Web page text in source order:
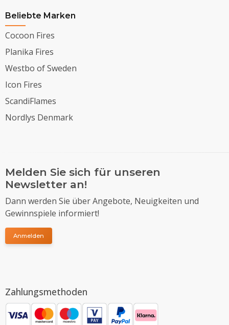
Beliebte Marken
Cocoon Fires
Planika Fires
Westbo of Sweden
Icon Fires
ScandiFlames
Nordlys Denmark
Melden Sie sich für unseren
Newsletter an!
Dann werden Sie über Angebote, Neuigkeiten und
Gewinnspiele informiert!
Anmelden
Zahlungsmethoden